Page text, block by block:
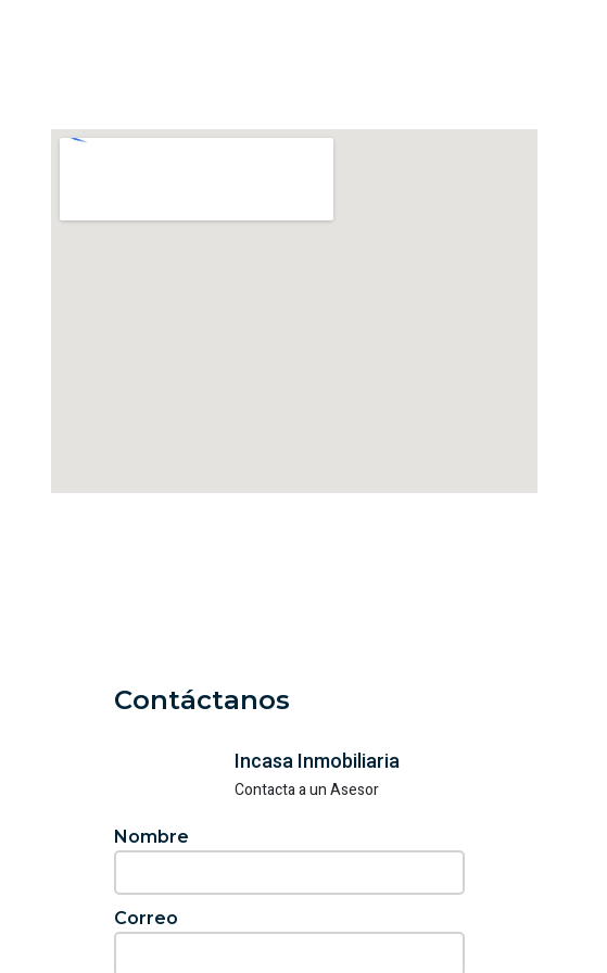
Contáctanos
Incasa Inmobiliaria
Contacta a un Asesor
Nombre
Correo